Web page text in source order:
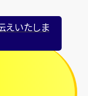
えいたしま